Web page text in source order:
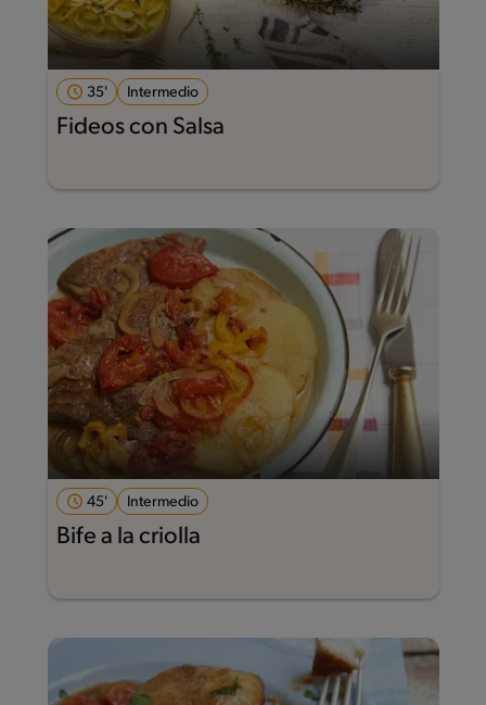
35' Intermedio
Fideos con Salsa
45' Intermedio
Bife a la criolla